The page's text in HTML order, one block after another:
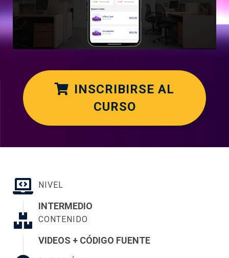
INSCRIBIRSE AL
CURSO
NIVEL
INTERMEDIO
CONTENIDO
VIDEOS + CÓDIGO FUENTE